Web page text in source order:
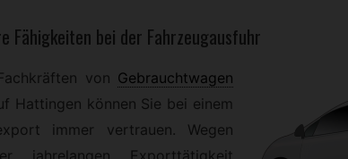
Fähigkeiten bei der Fahrzeugausfuhr
von Gebrauchtwagen
Hattingen können Sie bei einem
immer vertrauen. Wegen
jahrelangen Exporttätigkeit